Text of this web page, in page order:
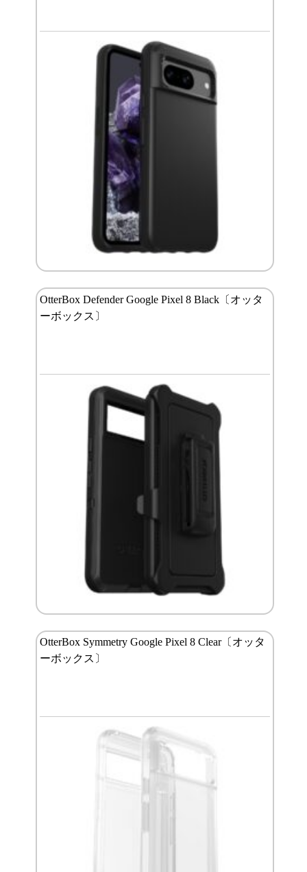
OtterBox Defender Google Pixel 8 Black〔オッタ
ーボックス〕
OtterBox Symmetry Google Pixel 8 Clear〔オッタ
ーボックス〕